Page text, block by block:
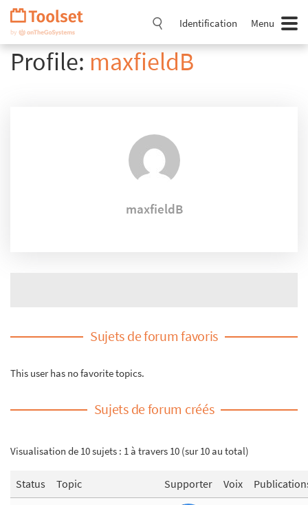
Passer
navigation
Identification Menu
Profile: maxfieldB
maxfieldB
Sujets de forum favoris
This user has no favorite topics.
Sujets de forum créés
Visualisation de 10 sujets : 1 à travers 10 (sur 10 au total)
Status Topic Supporter Voix